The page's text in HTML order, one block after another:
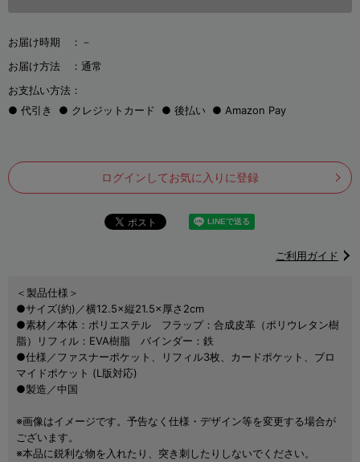
お届け時期 ： －
お届け方法 ： 通常
お支払い方法：
代引き
クレジットカード 後払い Amazon Pay
ログインしてお気に入りに登録
ご利用ガイド
＜製品仕様＞
●サイズ(約)／横12.5×縦21.5×厚さ2cm
●素材／本体：ポリエステル フラップ：合成皮革（ポリウレタン樹
脂）リフィル：EVA樹脂 バインダー：鉄
●仕様／ファスナーポケット、リフィル3枚、カードポケット、ブロ
マイドポケット (L版対応)
●製造／中国
※画像はイメージです。予告なく仕様・デザイン等を変更する場合が
ございます。
※本品に鋭利な物を入れたり、突き刺したりしないでください。